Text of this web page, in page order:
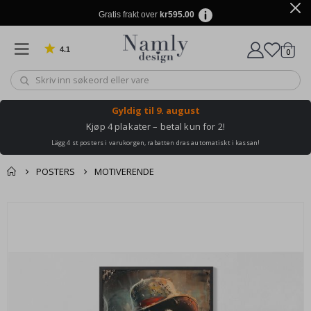
Gratis frakt over kr595.00
4.1 Basert på 1020 stemmer 0varer
Gyldig til 9. august
Kjøp 4 plakater – betal kun for 2!
Lägg 4 st posters i varukorgen, rabatten dras automatiskt i kassan!
POSTERS MOTIVERENDE